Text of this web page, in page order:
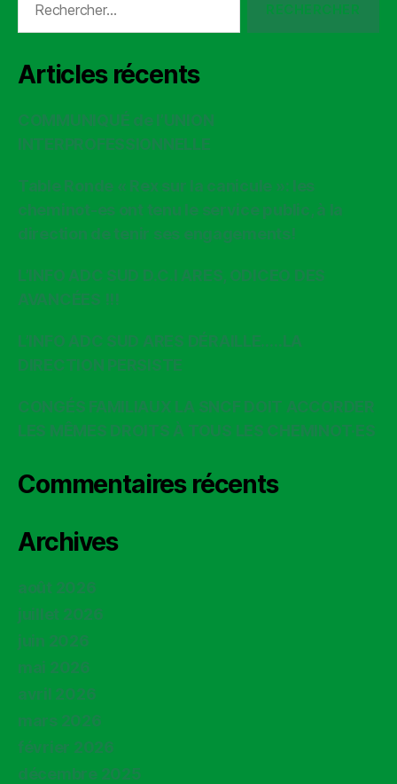
Articles récents
COMMUNIQUÉ de l’UNION
INTERPROFESSIONNELLE
Table Ronde « Rex sur la canicule »: les
cheminot-es ont tenu le service public, à la
direction de tenir ses engagements!
L’INFO ADC SUD D.C.I ARES, ODICEO DES
AVANCÉES !!!
L’INFO ADC SUD ARES DÉRAILLE…..LA
DIRECTION PERSISTE
CONGÉS FAMILIAUX LA SNCF DOIT ACCORDER
LES MÊMES DROITS À TOUS LES CHEMINOT·ES
Commentaires récents
Archives
août 2026
juillet 2026
juin 2026
mai 2026
avril 2026
mars 2026
février 2026
décembre 2025